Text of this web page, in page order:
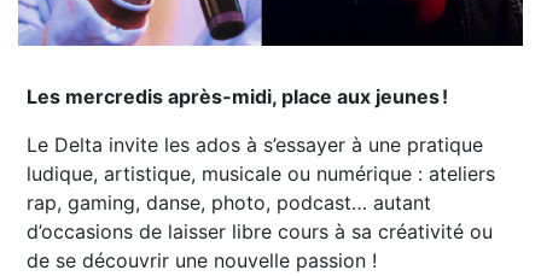
Les mercredis après-midi, place aux jeunes !
Le Delta invite les ados à s’essayer à une pratique
ludique, artistique, musicale ou numérique : ateliers
rap, gaming, danse, photo, podcast… autant
d’occasions de laisser libre cours à sa créativité ou
de se découvrir une nouvelle passion !